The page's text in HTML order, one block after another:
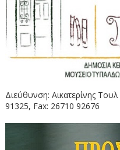
Διεύθυνση: Αικατερίνης
91325, Fax: 26710 92676